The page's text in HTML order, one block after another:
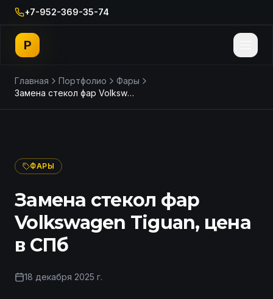
+7-952-369-35-74
P
Главная Портфолио
Фары
Замена стекол фар Volkswagen Tiguan, цена в СПб
ФАРЫ
Замена стекол фар
Volkswagen Tiguan, цена
в СПб
18 декабря 2025 г.